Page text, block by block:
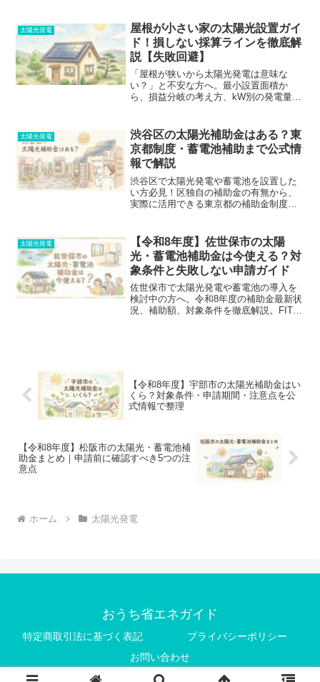
申請ミスを防ぐための最新情報をお届け
します。
太陽光発電
屋根が小さい家の太陽光設置ガイ
ド！損しない採算ラインを徹底解
説【失敗回避】
「屋根が狭いから太陽光発電は意味な
い？」と不安な方へ。最小設置面積か
ら、損益分岐の考え方、kW別の発電量シ
最適な選択をするための完全ガイドで
す。
太陽光発電
渋谷区の太陽光補助金はある？東
京都制度・蓄電池補助まで公式情
報で解説
渋谷区で太陽光発電や蓄電池を設置した
い方必見！区独自の補助金の有無から、
実際に活用できる東京都の補助金制度
徹底解説します。
太陽光発電
【令和8年度】佐世保市の太陽
光・蓄電池補助金は今使える？対
象条件と失敗しない申請ガイド
佐世保市で太陽光発電や蓄電池の導入を
検討中の方へ。令和8年度の補助金最新状
況、補助額、対象条件を徹底解説。FIT・
【令和8年度】宇部市の太陽光補助金はい
くら？対象条件・申請期間・注意点を公
式情報で整理
【令和8年度】松阪市の太陽光・蓄電池補
助金まとめ｜申請前に確認すべき5つの注
意点
ホーム 太陽光発電
おうち省エネガイド
特定商取引法に基づく表記
プライバシーポリシー
お問い合わせ